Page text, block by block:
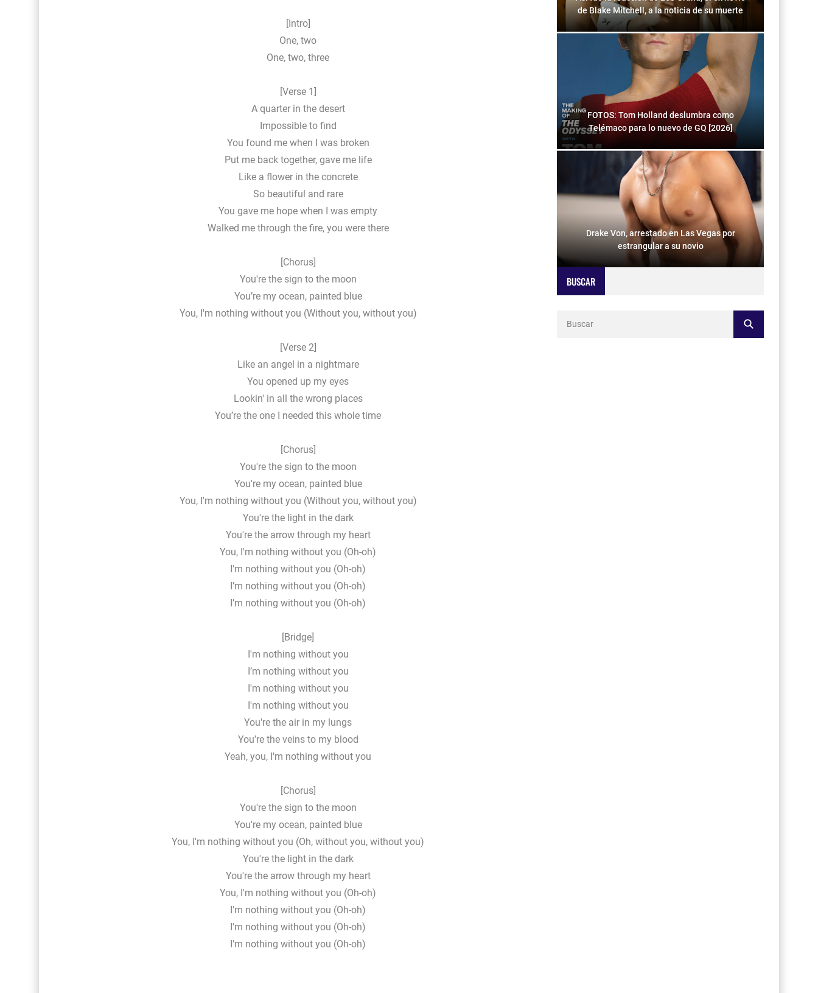
[Intro]
One, two
One, two, three
[Verse 1]
A quarter in the desert
Impossible to find
You found me when I was broken
Put me back together, gave me life
Like a flower in the concrete
So beautiful and rare
You gave me hope when I was empty
Walked me through the fire, you were there
[Chorus]
You're the sign to the moon
You’re my ocean, painted blue
You, I'm nothing without you (Without you, without you)
[Verse 2]
Like an angel in a nightmare
You opened up my eyes
Lookin' in all the wrong places
You’re the one I needed this whole time
[Chorus]
You're the sign to the moon
You're my ocean, painted blue
You, I'm nothing without you (Without you, without you)
You're the light in the dark
You're the arrow through my heart
You, I'm nothing without you (Oh-oh)
I'm nothing without you (Oh-oh)
I’m nothing without you (Oh-oh)
I’m nothing without you (Oh-oh)
[Bridge]
I'm nothing without you
I’m nothing without you
I'm nothing without you
I'm nothing without you
You're the air in my lungs
You’re the veins to my blood
Yeah, you, I'm nothing without you
[Chorus]
You're the sign to the moon
You're my ocean, painted blue
You, I'm nothing without you (Oh, without you, without you)
You're the light in the dark
You're the arrow through my heart
You, I'm nothing without you (Oh-oh)
I'm nothing without you (Oh-oh)
I'm nothing without you (Oh-oh)
I'm nothing without you (Oh-oh)
de Blake Mitchell, a la noticia de su muerte
FOTOS: Tom Holland deslumbra como
Telémaco para lo nuevo de GQ [2026]
Drake Von, arrestado en Las Vegas por
estrangular a su novio
BUSCAR